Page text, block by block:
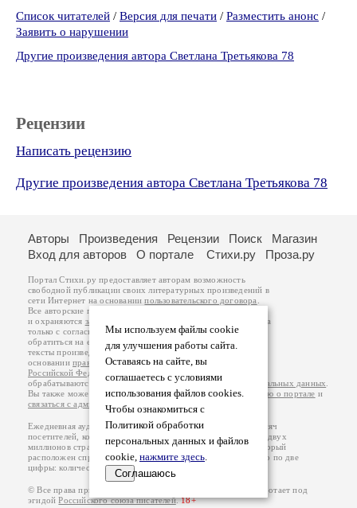
Список читателей / Версия для печати / Разместить анонс /
Заявить о нарушении
Другие произведения автора Светлана Третьякова 78
Рецензии
Написать рецензию
Другие произведения автора Светлана Третьякова 78
Мы используем файлы cookie
для улучшения работы сайта.
Оставаясь на сайте, вы
соглашаетесь с условиями
использования файлов cookies.
Чтобы ознакомиться с
Политикой обработки
персональных данных и файлов
cookie, нажмите здесь.
Соглашаюсь
Авторы Произведения Рецензии Поиск
Магазин
Вход для авторов
О портале Стихи.ру Проза.ру
Портал Стихи.ру предоставляет авторам возможность
свободной публикации своих литературных произведений в
сети Интернет на основаниипользовательского договора
Все авторские права на произведения принадлежат авторам
и охраняются законом
. Перепечатка произведений возможна
только с согласия его автора, к которому вы можете
обратиться на его авторской странице. Ответственность за
тексты произведений авторы несут самостоятельно на
основанииправил публикацииизаконодательства
Российской Федерации
обрабатываются на основанииПолитики обработки персональных данных
Вы также можете посмотреть более подробнуюинформацию о портале и
связаться с администрацией
Ежедневная аудитория портала Стихи.ру – порядка 200 тысяч
посетителей, которые в общей сумме просматривают более двух
миллионов страниц по данным счетчика посещаемости, который
расположен справа от этого текста. В каждой графе указано по две
цифры: количество просмотров и количество посетителей.
© Все права принадлежат авторам, 2000-2026. Портал работает под
эгидойРоссийского союза писателей.18+